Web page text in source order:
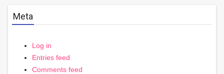
Meta
Log in
Entries feed
Comments feed